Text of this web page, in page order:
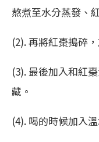
熬煮至水分蒸發、
(2). 再將紅棗搗碎
(3). 最後加入和紅
藏。
(4). 喝的時候加入